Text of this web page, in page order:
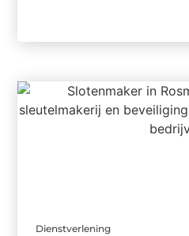
Dienstverlening